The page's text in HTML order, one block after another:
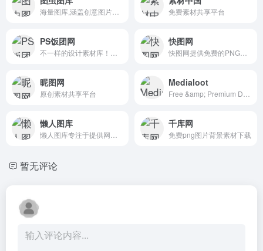
免费素材共享平台
PS饭团网 快图网
昵图网
原创素材共享平台
Medialoot
懒人图库 千库网
免费png图片背景素材下载
暂无评论